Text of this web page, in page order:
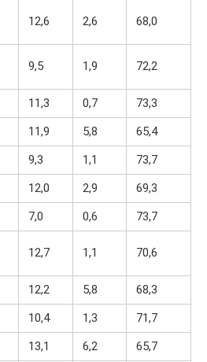
12,6 2,6 68,0
9,5 1,9 72,2
11,3 0,7
73,3
11,9 5,8
65,4
9,3 1,1
73,7
12,0 2,9
69,3
7,0 0,6
73,7
12,7 1,1 70,6
12,2 5,8
68,3
10,4 1,3
71,7
13,1 6,2
65,7